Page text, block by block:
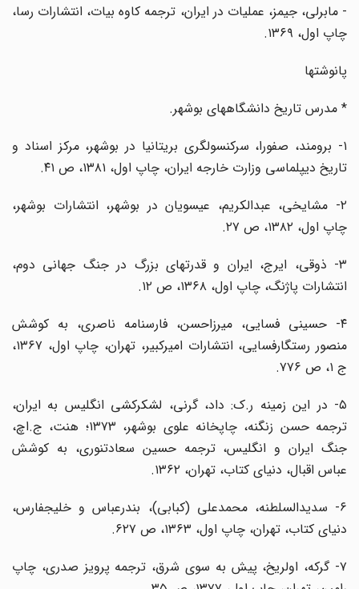
- مابرلی، جیمز، عملیات در ایران، ترجمه کاوه بیات، انتشارات رسا،
چاپ اول، ۱۳۶۹.
پانوشتها
* مدرس تاریخ دانشگاههای بوشهر.
۱- برومند، صفورا، سرکنسولگری بریتانیا در بوشهر، مرکز اسناد و
تاریخ دیپلماسی وزارت خارجه ایران، چاپ اول، ۱۳۸۱، ص ۴۱.
۲- مشایخی، عبدالکریم، عیسویان در بوشهر، انتشارات بوشهر،
چاپ اول، ۱۳۸۲، ص ۲۷.
۳- ذوقی، ایرج، ایران و قدرتهای بزرگ در جنگ جهانی دوم،
انتشارات پاژنگ، چاپ اول، ۱۳۶۸، ص ۱۲.
۴- حسینی فسایی، میرزاحسن، فارسنامه ناصری، به کوشش
منصور رستگارفسایی، انتشارات امیرکبیر، تهران، چاپ اول، ۱۳۶۷،
ج ۱، ص ۷۷۶.
۵- در این زمینه ر.ک: داد، گرنی، لشکرکشی انگلیس به ایران،
ترجمه حسن زنگنه، چاپخانه علوی بوشهر، ۱۳۷۳؛ هنت، ج.اچ،
جنگ ایران و انگلیس، ترجمه حسین سعادتنوری، به کوشش
عباس اقبال، دنیای کتاب، تهران، ۱۳۶۲.
۶- سدیدالسلطنه، محمدعلی (کبابی)، بندرعباس و خلیجفارس،
دنیای کتاب، تهران، چاپ اول، ۱۳۶۳، ص ۶۲۷.
۷- گرکه، اولریخ، پیش به سوی شرق، ترجمه پرویز صدری، چاپ